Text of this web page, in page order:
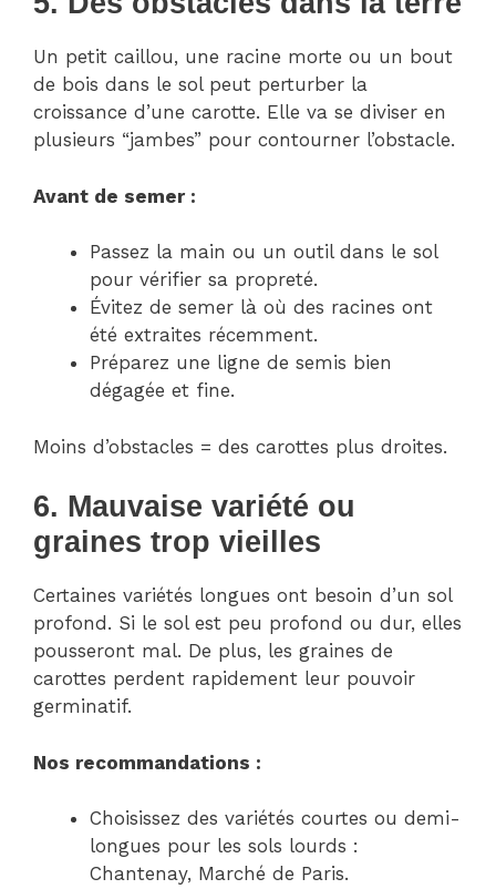
Un petit caillou, une racine morte ou un bout
de bois dans le sol peut perturber la
croissance d’une carotte. Elle va se diviser en
plusieurs “jambes” pour contourner l’obstacle.
Avant de semer :
Passez la main ou un outil dans le sol
pour vérifier sa propreté.
Évitez de semer là où des racines ont
été extraites récemment.
Préparez une ligne de semis bien
dégagée et fine.
Moins d’obstacles = des carottes plus droites.
6. Mauvaise variété ou
graines trop vieilles
Certaines variétés longues ont besoin d’un sol
profond. Si le sol est peu profond ou dur, elles
pousseront mal. De plus, les graines de
carottes perdent rapidement leur pouvoir
germinatif.
Nos recommandations :
Choisissez des variétés courtes ou demi-
longues pour les sols lourds :
Chantenay, Marché de Paris.